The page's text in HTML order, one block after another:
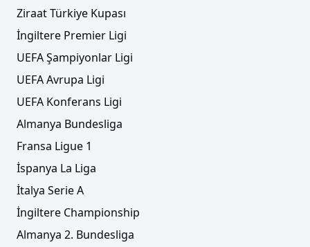
Ziraat Türkiye Kupası
İngiltere Premier Ligi
UEFA Şampiyonlar Ligi
UEFA Avrupa Ligi
UEFA Konferans Ligi
Almanya Bundesliga
Fransa Ligue 1
İspanya La Liga
İtalya Serie A
İngiltere Championship
Almanya 2. Bundesliga